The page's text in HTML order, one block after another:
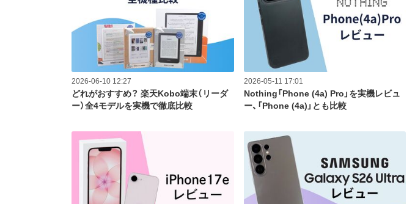
2026-06-10 12:27
どれがおすすめ？ 楽天Kobo端末（リーダ
ー）全4モデルを実機で徹底比較
2026-05-11 17:01
Nothing「Phone (4a) Pro」を実機レビュ
ー、「Phone (4a)」とも比較